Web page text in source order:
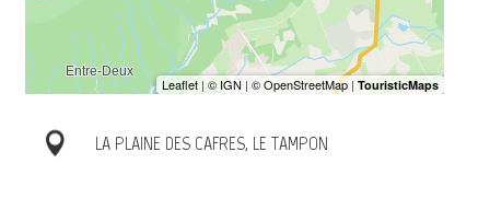
LA PLAINE DES CAFRES, LE TAMPON